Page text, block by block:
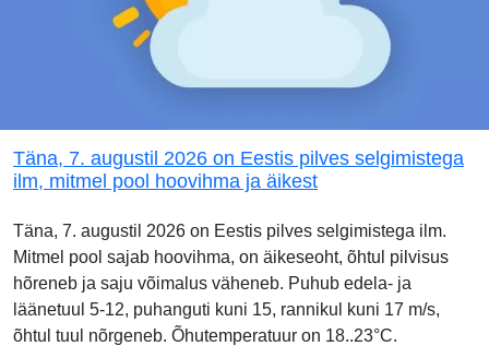
Täna, 7. augustil 2026 on Eestis pilves selgimistega
ilm, mitmel pool hoovihma ja äikest
Täna, 7. augustil 2026 on Eestis pilves selgimistega ilm.
Mitmel pool sajab hoovihma, on äikeseoht, õhtul pilvisus
hõreneb ja saju võimalus väheneb. Puhub edela- ja
läänetuul 5-12, puhanguti kuni 15, rannikul kuni 17 m/s,
õhtul tuul nõrgeneb. Õhutemperatuur on 18..23°C.